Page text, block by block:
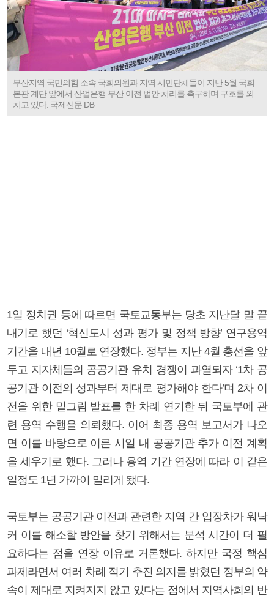
부산지역 국민의힘 소속 국회의원과 지역 시민단체들이 지난 5월 국회
본관 계단 앞에서 산업은행 부산 이전 법안 처리를 촉구하며 구호를 외
치고 있다. 국제신문 DB
1일 정치권 등에 따르면 국토교통부는 당초 지난달 말 끝
내기로 했던 ‘혁신도시 성과 평가 및 정책 방향’ 연구용역
기간을 내년 10월로 연장했다. 정부는 지난 4월 총선을 앞
두고 지자체들의 공공기관 유치 경쟁이 과열되자 ‘1차 공
공기관 이전의 성과부터 제대로 평가해야 한다’며 2차 이
전을 위한 밑그림 발표를 한 차례 연기한 뒤 국토부에 관
련 용역 수행을 의뢰했다. 이어 최종 용역 보고서가 나오
면 이를 바탕으로 이른 시일 내 공공기관 추가 이전 계획
을 세우기로 했다. 그러나 용역 기간 연장에 따라 이 같은
일정도 1년 가까이 밀리게 됐다.
국토부는 공공기관 이전과 관련한 지역 간 입장차가 워낙
커 이를 해소할 방안을 찾기 위해서는 분석 시간이 더 필
요하다는 점을 연장 이유로 거론했다. 하지만 국정 핵심
과제라면서 여러 차례 적기 추진 의지를 밝혔던 정부의 약
속이 제대로 지켜지지 않고 있다는 점에서 지역사회의 반